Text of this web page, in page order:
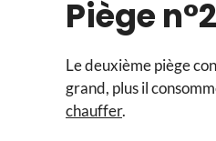
Piège
Le deuxième piège
grand, plus il
chauffer.